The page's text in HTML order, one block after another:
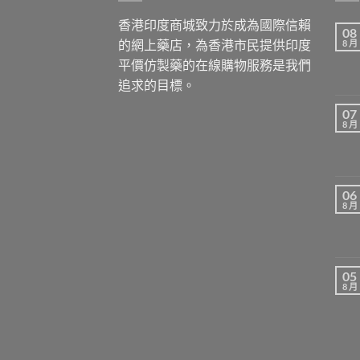
香港印度商城致力於成為國際信賴
的網上藥店，為香港市民提供印度
平價仿製藥的在線購物服務是我們
追求的目標。
08
8 月
07
8 月
06
8 月
05
8 月